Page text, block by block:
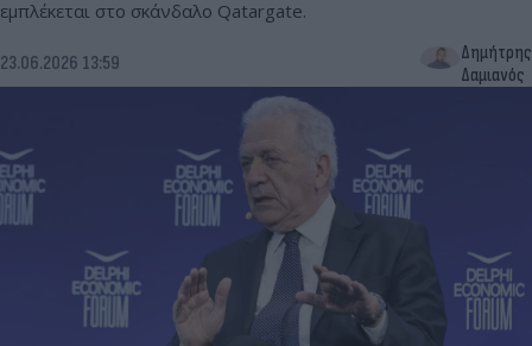
εμπλέκεται στο σκάνδαλο Qatargate.
23.06.2026 13:59
Δημήτρης
Δαμιανός